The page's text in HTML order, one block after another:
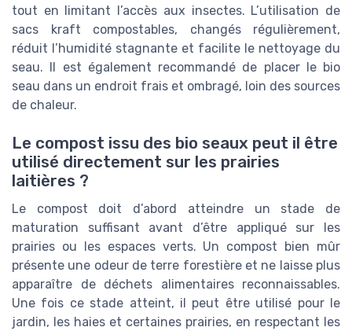
tout en limitant l’accès aux insectes. L’utilisation de
sacs kraft compostables, changés régulièrement,
réduit l’humidité stagnante et facilite le nettoyage du
seau. Il est également recommandé de placer le bio
seau dans un endroit frais et ombragé, loin des sources
de chaleur.
Le compost issu des bio seaux peut il être
utilisé directement sur les prairies
laitières ?
Le compost doit d’abord atteindre un stade de
maturation suffisant avant d’être appliqué sur les
prairies ou les espaces verts. Un compost bien mûr
présente une odeur de terre forestière et ne laisse plus
apparaître de déchets alimentaires reconnaissables.
Une fois ce stade atteint, il peut être utilisé pour le
jardin, les haies et certaines prairies, en respectant les